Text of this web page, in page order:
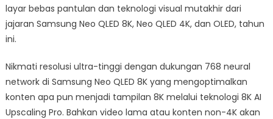
layar bebas pantulan dan teknologi visual mutakhir dari
jajaran Samsung Neo QLED 8K, Neo QLED 4K, dan OLED, tahun
ini.
Nikmati resolusi ultra-tinggi dengan dukungan 768 neural
network di Samsung Neo QLED 8K yang mengoptimalkan
konten apa pun menjadi tampilan 8K melalui teknologi 8K AI
Upscaling Pro. Bahkan video lama atau konten non-4K akan